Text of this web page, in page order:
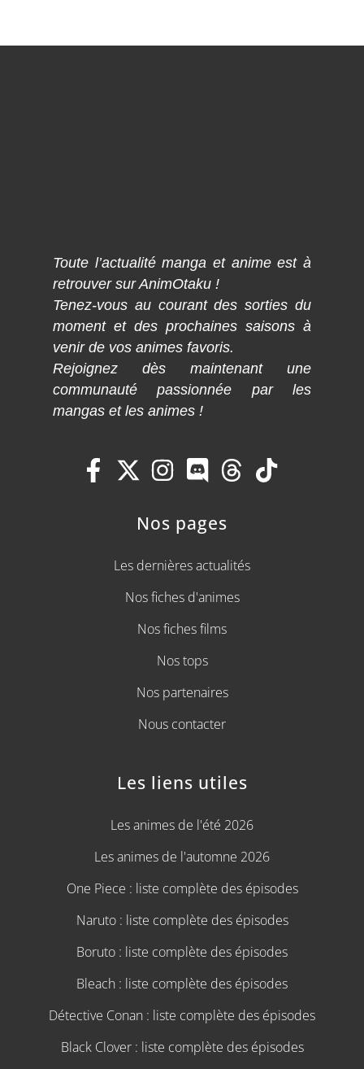
Toute l’actualité manga et anime est à
retrouver sur AnimOtaku !
Tenez-vous au courant des sorties du
moment et des prochaines saisons à
venir de vos animes favoris.
Rejoignez dès maintenant une
communauté passionnée par les
mangas et les animes !
Nos pages
Les dernières actualités
Nos fiches d'animes
Nos fiches films
Nos tops
Nos partenaires
Nous contacter
Les liens utiles
Les animes de l'été 2026
Les animes de l'automne 2026
One Piece : liste complète des épisodes
Naruto : liste complète des épisodes
Boruto : liste complète des épisodes
Bleach : liste complète des épisodes
Détective Conan : liste complète des épisodes
Black Clover : liste complète des épisodes